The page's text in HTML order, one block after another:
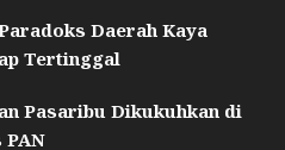
Daerah Kaya
Tertinggal
Pasaribu Dikukuhkan di